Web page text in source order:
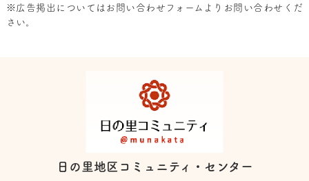
※広告掲出については お問い合わせフォーム よりお問い合わせくだ
さい。
日の里地区コミュニティ・センター